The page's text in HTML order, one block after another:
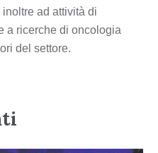
ad attività di
a ricerche di oncologia
del settore.